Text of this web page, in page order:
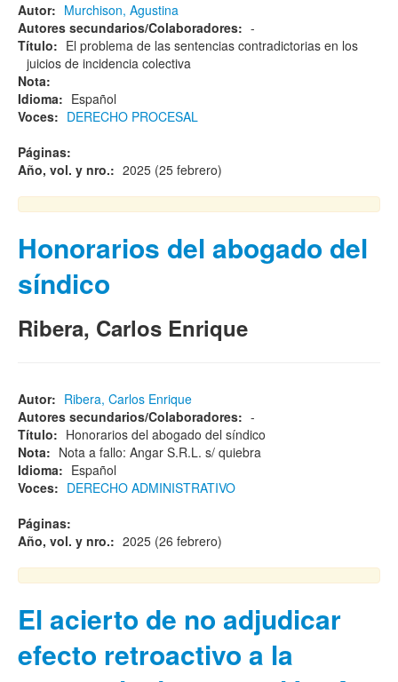
Autor: Murchison, Agustina
Autores secundarios/Colaboradores: -
Título: El problema de las sentencias contradictorias en los
juicios de incidencia colectiva
Nota:
Idioma: Español
Voces: DERECHO PROCESAL
Páginas:
Año, vol. y nro.: 2025 (25 febrero)
Honorarios del abogado del
síndico
Ribera, Carlos Enrique
Autor: Ribera, Carlos Enrique
Autores secundarios/Colaboradores: -
Título: Honorarios del abogado del síndico
Nota: Nota a fallo: Angar S.R.L. s/ quiebra
Idioma: Español
Voces: DERECHO ADMINISTRATIVO
Páginas:
Año, vol. y nro.: 2025 (26 febrero)
El acierto de no adjudicar
efecto retroactivo a la